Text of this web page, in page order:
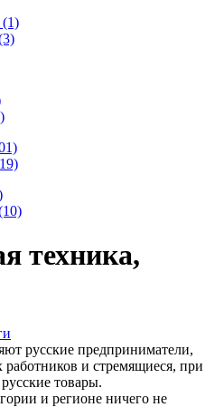
(1)
техника,
русские предприниматели,
и стремящиеся, при
товары.
и регионе ничего не